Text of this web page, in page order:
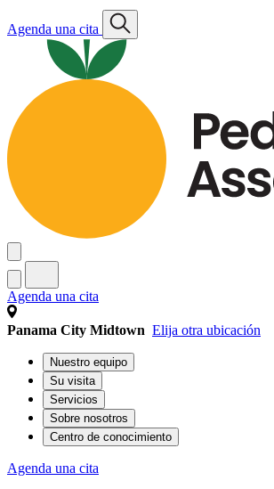
Agenda una cita
Agenda una cita
Panama City Midtown Elija otra ubicación
Nuestro equipo
Su visita
Servicios
Sobre nosotros
Centro de conocimiento
Agenda una cita